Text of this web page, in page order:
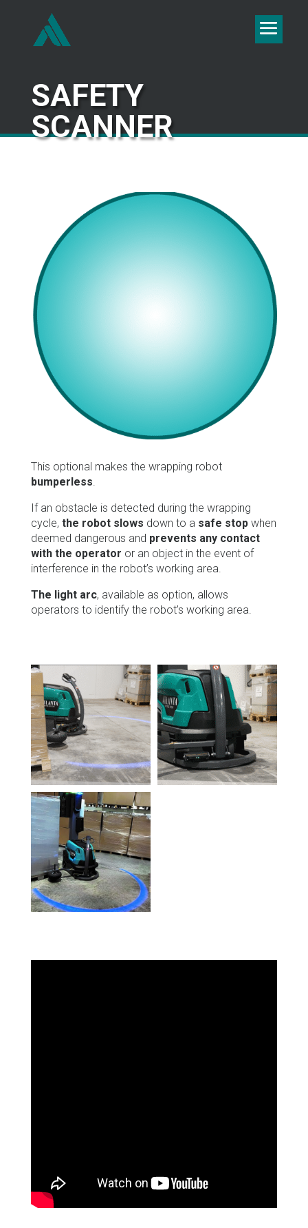
SAFETY
SCANNER
This optional makes the wrapping robot
bumperless.
If an obstacle is detected during the wrapping
cycle, the robot slows down to a safe stopwhen
deemed dangerous and prevents any contact
with the operator or an object in the event of
interference in the robot’s working area.
The light arc, available as option, allows
operators to identify the robot’s working area.